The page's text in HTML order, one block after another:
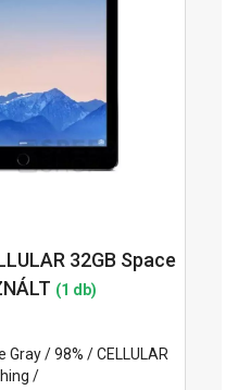
32GB Space
(1 db)
Gray / 98% / CELLULAR
/